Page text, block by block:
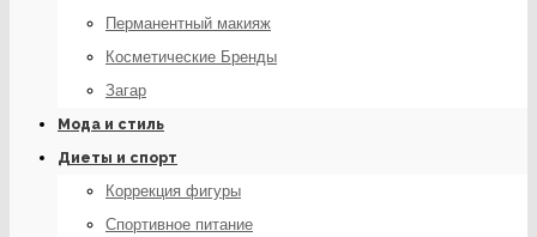
Перманентный макияж
Косметические Бренды
Загар
Мода и стиль
Диеты и спорт
Коррекция фигуры
Спортивное питание